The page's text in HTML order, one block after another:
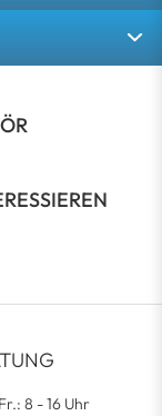
8 - 16 Uhr